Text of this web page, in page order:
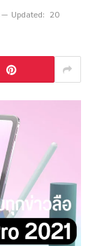
Updated: 20